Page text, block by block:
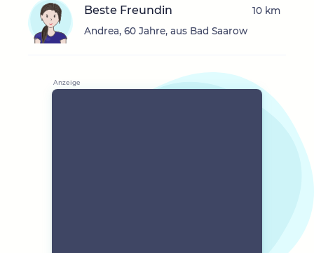
Beste Freundin
Andrea, 60 Jahre, aus Bad Saarow
10 km